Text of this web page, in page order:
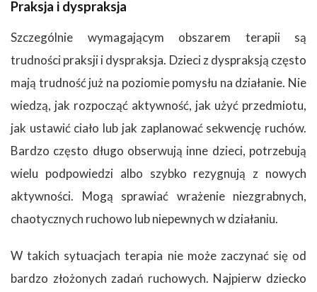
Praksja i dyspraksja
Szczególnie wymagającym obszarem terapii są
trudności praksji i dyspraksja. Dzieci z dyspraksją często
mają trudność już na poziomie pomysłu na działanie. Nie
wiedzą, jak rozpocząć aktywność, jak użyć przedmiotu,
jak ustawić ciało lub jak zaplanować sekwencję ruchów.
Bardzo często długo obserwują inne dzieci, potrzebują
wielu podpowiedzi albo szybko rezygnują z nowych
aktywności. Mogą sprawiać wrażenie niezgrabnych,
chaotycznych ruchowo lub niepewnych w działaniu.
W takich sytuacjach terapia nie może zaczynać się od
bardzo złożonych zadań ruchowych. Najpierw dziecko